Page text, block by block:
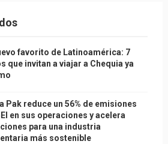
favorito de Latinoamérica: 7
que invitan a viajar a Chequia ya
Pak reduce un 56% de emisiones
en sus operaciones y acelera
para una industria
más sostenible